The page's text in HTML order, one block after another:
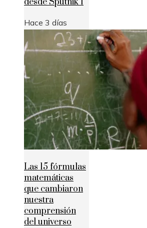
Hace 3 días
Las 15 fórmulas
matemáticas
que cambiaron
nuestra
comprensión
del universo